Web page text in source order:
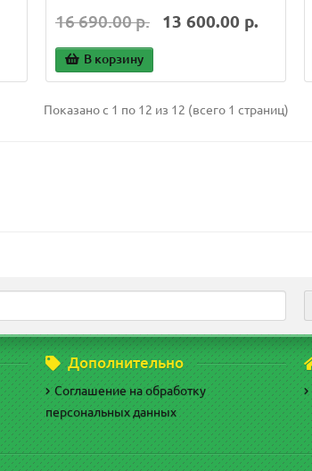
16 690.00 р. 13 600.00 р.
В корзину
Показано с 1 по 12 из 12 (всего 1 страниц)
Дополнительно
Соглашение на обработку
персональных данных